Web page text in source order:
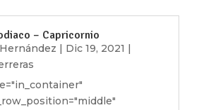
– Capricornio
| Dic 19, 2021 |